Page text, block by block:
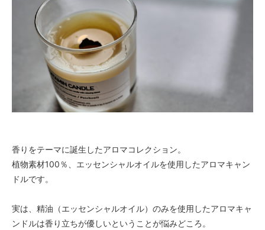
香りをテーマに誕生したアロマコレクション。
植物素材100％、エッセンシャルオイルを使用したアロマキャン
ドルです。
実は、精油（エッセンシャルオイル）のみを使用したアロマキャ
ンドルは香り立ちが優しいということが悩みどころ。